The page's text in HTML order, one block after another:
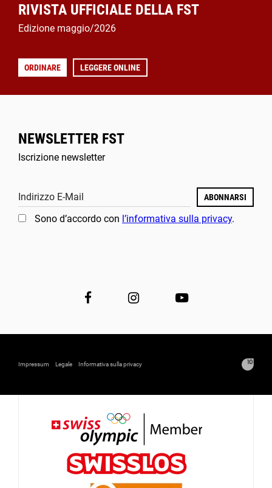
RIVISTA UFFICIALE DELLA FST
Edizione maggio/2026
ORDINARE LEGGERE ONLINE
NEWSLETTER FST
Iscrizione newsletter
Indirizzo E-Mail ABONNARSI
Sono d’accordo con l’informativa sulla privacy.
Impressum Legale Informativa sulla privacy